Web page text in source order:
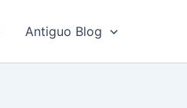
Antiguo Blog